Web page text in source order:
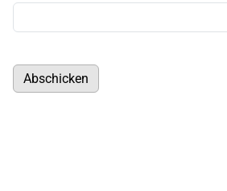
Abschicken